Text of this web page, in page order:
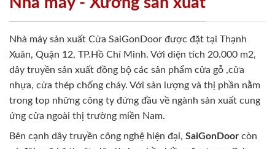
Nhà máy sản xuất Cửa SaiGonDoor được đặt tại Thạnh
Xuân, Quận 12, TP.Hồ Chí Minh. Với diện tích 20.000 m2,
dây truyền sản xuất đồng bộ các sản phẩm cửa gỗ ,cửa
nhựa, cửa thép chống cháy. Với sản lượng và thị phần nằm
trong top những công ty đứng đầu về ngành sản xuất cung
ứng cửa ngoài thị trường miền Nam.
Bên cạnh dây truyền công nghệ hiện đại, SaiGonDoor còn